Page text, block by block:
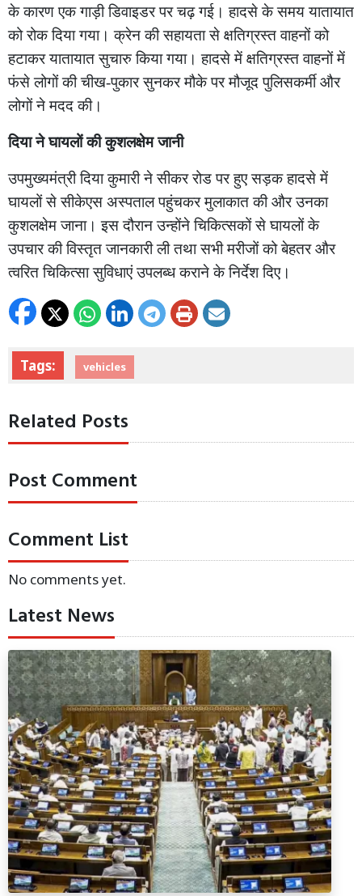
के कारण एक गाड़ी डिवाइडर पर चढ़ गई। हादसे के समय यातायात
को रोक दिया गया। क्रेन की सहायता से क्षतिग्रस्त वाहनों को
हटाकर यातायात सुचारु किया गया। हादसे में क्षतिग्रस्त वाहनों में
फंसे लोगों की चीख-पुकार सुनकर मौके पर मौजूद पुलिसकर्मी और
लोगों ने मदद की।
दिया ने घायलों की कुशलक्षेम जानी
उपमुख्यमंत्री दिया कुमारी ने सीकर रोड पर हुए सड़क हादसे में
घायलों से सीकेएस अस्पताल पहुंचकर मुलाकात की और उनका
कुशलक्षेम जाना। इस दौरान उन्होंने चिकित्सकों से घायलों के
उपचार की विस्तृत जानकारी ली तथा सभी मरीजों को बेहतर और
त्वरित चिकित्सा सुविधाएं उपलब्ध कराने के निर्देश दिए।
Tags: vehicles
Related Posts
Post Comment
Comment List
No comments yet.
Latest News